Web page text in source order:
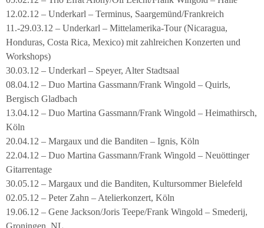
12.02.12 – Underkarl – Terminus, Saargemünd/Frankreich
11.-29.03.12 – Underkarl – Mittelamerika-Tour (Nicaragua,
Honduras, Costa Rica, Mexico) mit zahlreichen Konzerten und
Workshops)
30.03.12 – Underkarl – Speyer, Alter Stadtsaal
08.04.12 – Duo Martina Gassmann/Frank Wingold – Quirls,
Bergisch Gladbach
13.04.12 – Duo Martina Gassmann/Frank Wingold – Heimathirsch,
Köln
20.04.12 – Margaux und die Banditen – Ignis, Köln
22.04.12 – Duo Martina Gassmann/Frank Wingold – Neuöttinger
Gitarrentage
30.05.12 – Margaux und die Banditen, Kultursommer Bielefeld
02.05.12 – Peter Zahn – Atelierkonzert, Köln
19.06.12 – Gene Jackson/Joris Teepe/Frank Wingold – Smederij,
Groningen, NL